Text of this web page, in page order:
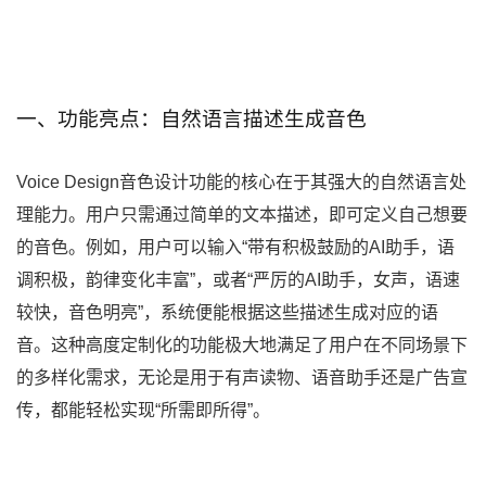
一、功能亮点：自然语言描述生成音色
Voice Design音色设计功能的核心在于其强大的自然语言处
理能力。用户只需通过简单的文本描述，即可定义自己想要
的音色。例如，用户可以输入“带有积极鼓励的AI助手，语
调积极，韵律变化丰富”，或者“严厉的AI助手，女声，语速
较快，音色明亮”，系统便能根据这些描述生成对应的语
音。这种高度定制化的功能极大地满足了用户在不同场景下
的多样化需求，无论是用于有声读物、语音助手还是广告宣
传，都能轻松实现“所需即所得”。